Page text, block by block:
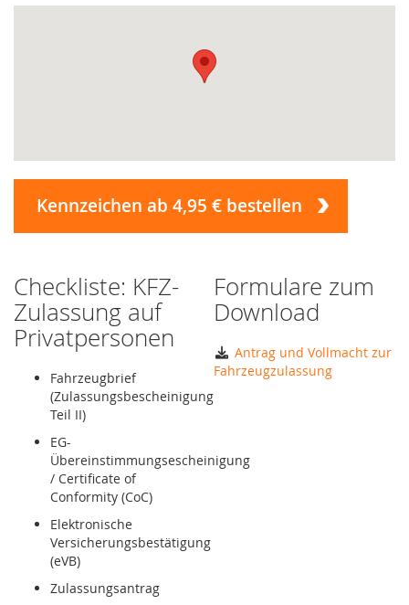
Kennzeichen ab 4,95 € bestellen
Checkliste: KFZ-
Zulassung auf
Privatpersonen
Fahrzeugbrief
(Zulassungsbescheinigung
Teil II)
EG-
Übereinstimmungsescheinigung
/ Certificate of
Conformity (CoC)
Elektronische
Versicherungsbestätigung
(eVB)
Zulassungsantrag
Formulare zum
Download
Antrag und Vollmacht zur
Fahrzeugzulassung